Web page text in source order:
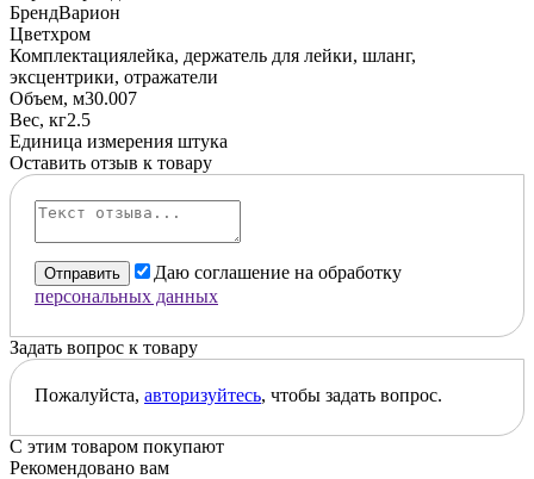
БрендВарион
Цветхром
Комплектациялейка, держатель для лейки, шланг,
эксцентрики, отражатели
Объем, м30.007
Вес, кг2.5
Единица измерения штука
Оставить отзыв к товару
Отправить
Даю соглашение на обработку
персональных данных
Задать вопрос к товару
Пожалуйста, авторизуйтесь, чтобы задать вопрос.
С этим товаром покупают
Рекомендовано вам